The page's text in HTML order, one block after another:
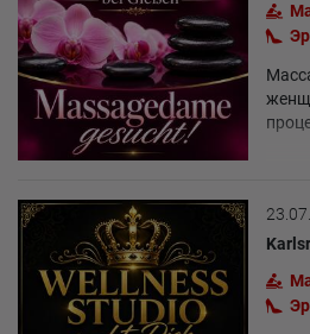
23.07.